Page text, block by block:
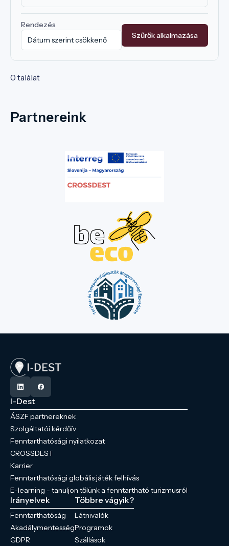
Rendezés
Szűrők alkalmazása
0 találat
Partnereink
I-Dest
ÁSZF partnereknek
Szolgáltatói kérdőív
Fenntarthatósági nyilatkozat
CROSSDEST
Karrier
Fenntarthatósági globális játék felhívás
E-learning - tanuljon tőlünk a fenntartható turizmusról
Irányelvek
Fenntarthatóság
Akadálymentesség
GDPR
Többre vágyik?
Látnivalók
Programok
Szállások